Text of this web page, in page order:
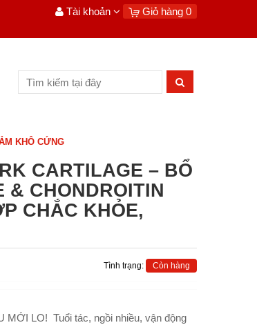
Tài khoản Giỏ hàng 0
KHÔ CỨNG
CARTILAGE – BỔ
& CHONDROITIN
CHẮC KHỎE,
Tình trạng: Còn hàng
LO! Tuổi tác, ngồi nhiều, vận động